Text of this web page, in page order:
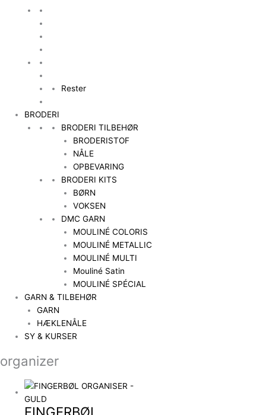
Rester
BRODERI
BRODERI TILBEHØR
BRODERISTOF
NÅLE
OPBEVARING
BRODERI KITS
BØRN
VOKSEN
DMC GARN
MOULINÉ COLORIS
MOULINÉ METALLIC
MOULINÉ MULTI
Mouliné Satin
MOULINÉ SPÉCIAL
GARN & TILBEHØR
GARN
HÆKLENÅLE
SY & KURSER
organizer
FINGERBØL